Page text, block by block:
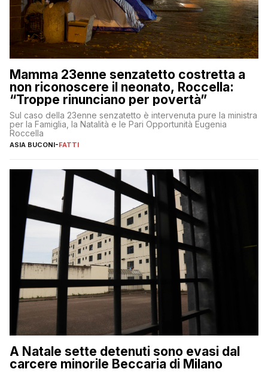
Mamma 23enne senzatetto costretta a
non riconoscere il neonato, Roccella:
“Troppe rinunciano per povertà”
Sul caso della 23enne senzatetto è intervenuta pure la ministra
per la Famiglia, la Natalità e le Pari Opportunità Eugenia
Roccella
ASIA BUCONI-FATTI
A Natale sette detenuti sono evasi dal
carcere minorile Beccaria di Milano